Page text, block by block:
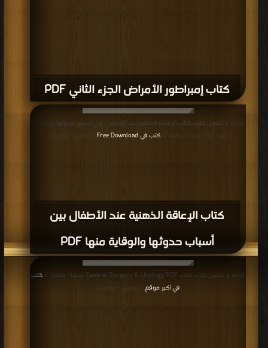
كتاب إمبراطور الأمراض الجزء الثاني PDF
كتاب الإعاقة الذهنية عند الأطفال بين
أسباب حدوثها والوقاية منها PDF
قراءة و تحميل كتاب كتاب الإعاقة الذهنية عند الأطفال بين أسباب حدوثها والوقاية
منها PDF مجانا | مكتبة >
كتب في Free Download | التحميل : مرة/مرات
قراءة و تحميل كتاب كتاب General Surgery & Urology PDF مجانا | مكتبة >
كتب
في اكبر موقع| التحميل : مرة/مرات